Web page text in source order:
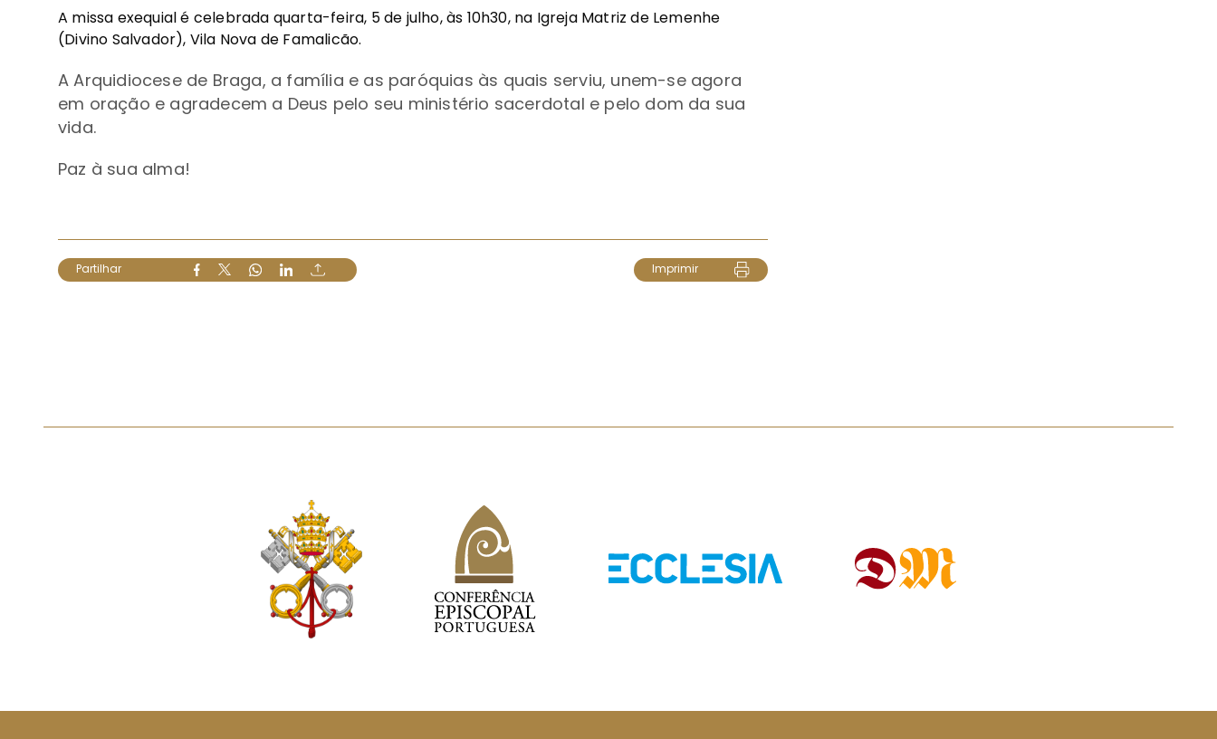
A missa exequial é celebrada quarta-feira, 5 de julho, às 10h30, na Igreja Matriz de Lemenhe
(Divino Salvador), Vila Nova de Famalicão.
A Arquidiocese de Braga, a família e as paróquias às quais serviu, unem-se agora
em oração e agradecem a Deus pelo seu ministério sacerdotal e pelo dom da sua
vida.
Paz à sua alma!
Partilhar Imprimir